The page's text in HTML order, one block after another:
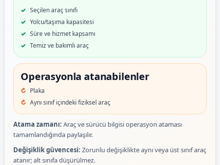
Seçilen araç sınıfı
Yolcu/taşıma kapasitesi
Süre ve hizmet kapsamı
Temiz ve bakımlı araç
Operasyonla atanabilenler
Plaka
Aynı sınıf içindeki fiziksel araç
Atama zamanı: Araç ve sürücü bilgisi operasyon ataması
tamamlandığında paylaşılır.
Değişiklik güvencesi: Zorunlu değişiklikte aynı veya üst sınıf araç
atanır; alt sınıfa düşürülmez.